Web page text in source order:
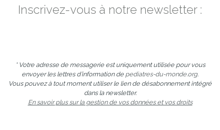
Inscrivez-vous à notre newsletter :
* Votre adresse de messagerie est uniquement utilisée pour vous
envoyer les lettres d’information de pediatres-du-monde.org.
Vous pouvez à tout moment utiliser le lien de désabonnement intégré
dans la newsletter.
En savoir plus sur la gestion de vos données et vos droits